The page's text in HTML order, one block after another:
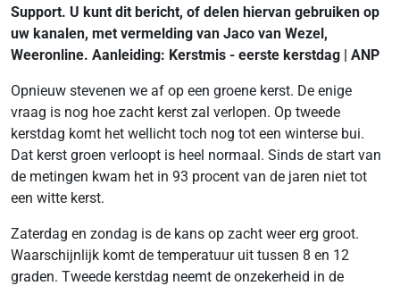
Support. U kunt dit bericht, of delen hiervan gebruiken op
uw kanalen, met vermelding van Jaco van Wezel,
Weeronline. Aanleiding: Kerstmis - eerste kerstdag | ANP
Opnieuw stevenen we af op een groene kerst. De enige
vraag is nog hoe zacht kerst zal verlopen. Op tweede
kerstdag komt het wellicht toch nog tot een winterse bui.
Dat kerst groen verloopt is heel normaal. Sinds de start van
de metingen kwam het in 93 procent van de jaren niet tot
een witte kerst.
Zaterdag en zondag is de kans op zacht weer erg groot.
Waarschijnlijk komt de temperatuur uit tussen 8 en 12
graden. Tweede kerstdag neemt de onzekerheid in de